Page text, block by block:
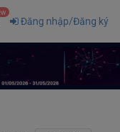
Đăng nhập/Đăng ký